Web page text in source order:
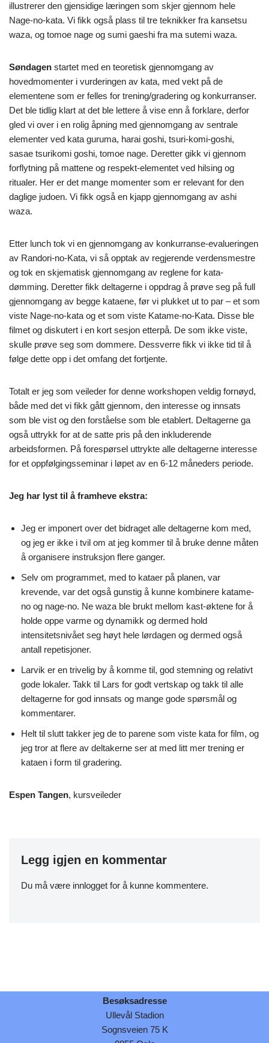
illustrerer den gjensidige læringen som skjer gjennom hele
Nage-no-kata. Vi fikk også plass til tre teknikker fra kansetsu
waza, og tomoe nage og sumi gaeshi fra ma sutemi waza.
Søndagen startet med en teoretisk gjennomgang av
hovedmomenter i vurderingen av kata, med vekt på de
elementene som er felles for trening/gradering og konkurranser.
Det ble tidlig klart at det ble lettere å vise enn å forklare, derfor
gled vi over i en rolig åpning med gjennomgang av sentrale
elementer ved kata guruma, harai goshi, tsuri-komi-goshi,
sasae tsurikomi goshi, tomoe nage. Deretter gikk vi gjennom
forflytning på mattene og respekt-elementet ved hilsing og
ritualer. Her er det mange momenter som er relevant for den
daglige judoen. Vi fikk også en kjapp gjennomgang av ashi
waza.
Etter lunch tok vi en gjennomgang av konkurranse-evalueringen
av Randori-no-Kata, vi så opptak av regjerende verdensmestre
og tok en skjematisk gjennomgang av reglene for kata-
dømming. Deretter fikk deltagerne i oppdrag å prøve seg på full
gjennomgang av begge kataene, før vi plukket ut to par – et som
viste Nage-no-kata og et som viste Katame-no-Kata. Disse ble
filmet og diskutert i en kort sesjon etterpå. De som ikke viste,
skulle prøve seg som dommere. Dessverre fikk vi ikke tid til å
følge dette opp i det omfang det fortjente.
Totalt er jeg som veileder for denne workshopen veldig fornøyd,
både med det vi fikk gått gjennom, den interesse og innsats
som ble vist og den forståelse som ble etablert. Deltagerne ga
også uttrykk for at de satte pris på den inkluderende
arbeidsformen. På forespørsel uttrykte alle deltagerne interesse
for et oppfølgingsseminar i løpet av en 6-12 måneders periode.
Jeg har lyst til å framheve ekstra:
Jeg er imponert over det bidraget alle deltagerne kom med,
og jeg er ikke i tvil om at jeg kommer til å bruke denne måten
å organisere instruksjon flere ganger.
Selv om programmet, med to kataer på planen, var
krevende, var det også gunstig å kunne kombinere katame-
no og nage-no. Ne waza ble brukt mellom kast-øktene for å
holde oppe varme og dynamikk og dermed hold
intensitetsnivået seg høyt hele lørdagen og dermed også
antall repetisjoner.
Larvik er en trivelig by å komme til, god stemning og relativt
gode lokaler. Takk til Lars for godt vertskap og takk til alle
deltagerne for god innsats og mange gode spørsmål og
kommentarer.
Helt til slutt takker jeg de to parene som viste kata for film, og
jeg tror at flere av deltakerne ser at med litt mer trening er
kataen i form til gradering.
Espen Tangen, kursveileder
Legg igjen en kommentar
Du må være innlogget for å kunne kommentere.
Besøksadresse
Ullevål Stadion
Sognsveien 75 K